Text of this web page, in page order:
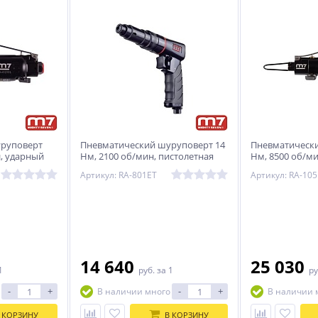
ударный
- +
КОРЗИНУ
Пневматический шуруповерт 14
Нм, 2100 об/мин, пистолетная
рукоять MIGHTY SEVEN RA-801ET
Артикул: RA-801ET
14 640 руб. за 1
В наличии много
- +
В КОРЗИНУ
Нм, 8500 об/
MIGHTY
Артикул: RA-105
25 030
В наличии